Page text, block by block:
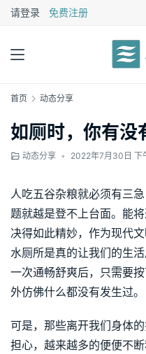
请登录 免费注册
首页 动态分享
如厕时，你有没
动态分享 • 2022年7月30日 下
人吃五谷杂粮就必须有三
题就越是登不上台面。能
决得如此精妙，作为现代
水厕所是真的让我们的生
一次通畅舒爽后，只需要
外仿佛什么都没有发生过。
可是，那些离开我们身体
担心，越来越多的便便不